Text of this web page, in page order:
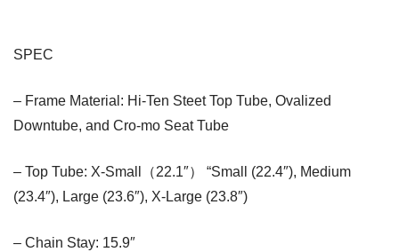
SPEC
– Frame Material: Hi-Ten Steet Top Tube, Ovalized
Downtube, and Cro-mo Seat Tube
– Top Tube: X-Small（22.1″） “Small (22.4″), Medium
(23.4″), Large (23.6″), X-Large (23.8″)
– Chain Stay: 15.9″